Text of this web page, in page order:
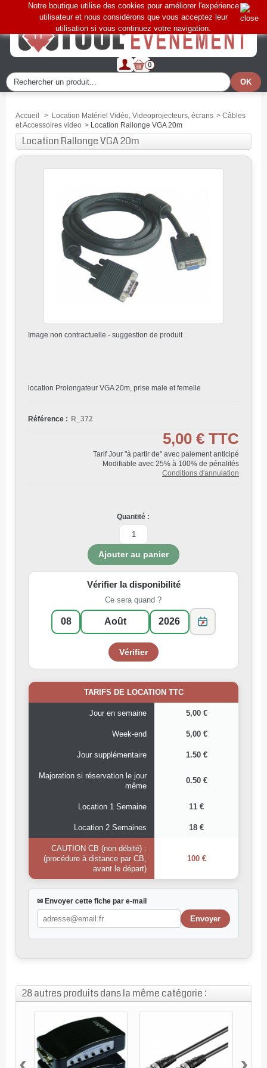
0
Notre boutique utilise des cookies pour améliorer l'expérience
utilisateur et nous considérons que vous acceptez leur
utilisation si vous continuez votre navigation.
Accueil > Location Matériel Vidéo, Videoprojecteurs, écrans > Câbles
et Accessoires video > Location Rallonge VGA 20m
Location Rallonge VGA 20m
Image non contractuelle - suggestion de produit
location Prolongateur VGA 20m, prise male et femelle
Référence : R_372
5,00 € TTC
Tarif Jour "à partir de" avec paiement anticipé
Modifiable avec 25% à 100% de pénalités
Conditions d'annulation
Quantité :
Vérifier la disponibilité
Ce sera quand ?
TARIFS DE LOCATION TTC
Jour en semaine 5,00 €
Week-end 5,00 €
Jour supplémentaire 1.50 €
Majoration si réservation le jour
même
0.50 €
Location 1 Semaine 11 €
Location 2 Semaines 18 €
CAUTION CB (non débité) :
(procédure à distance par CB,
avant le départ)
100 €
✉ Envoyer cette fiche par e-mail
28 autres produits dans la même catégorie :